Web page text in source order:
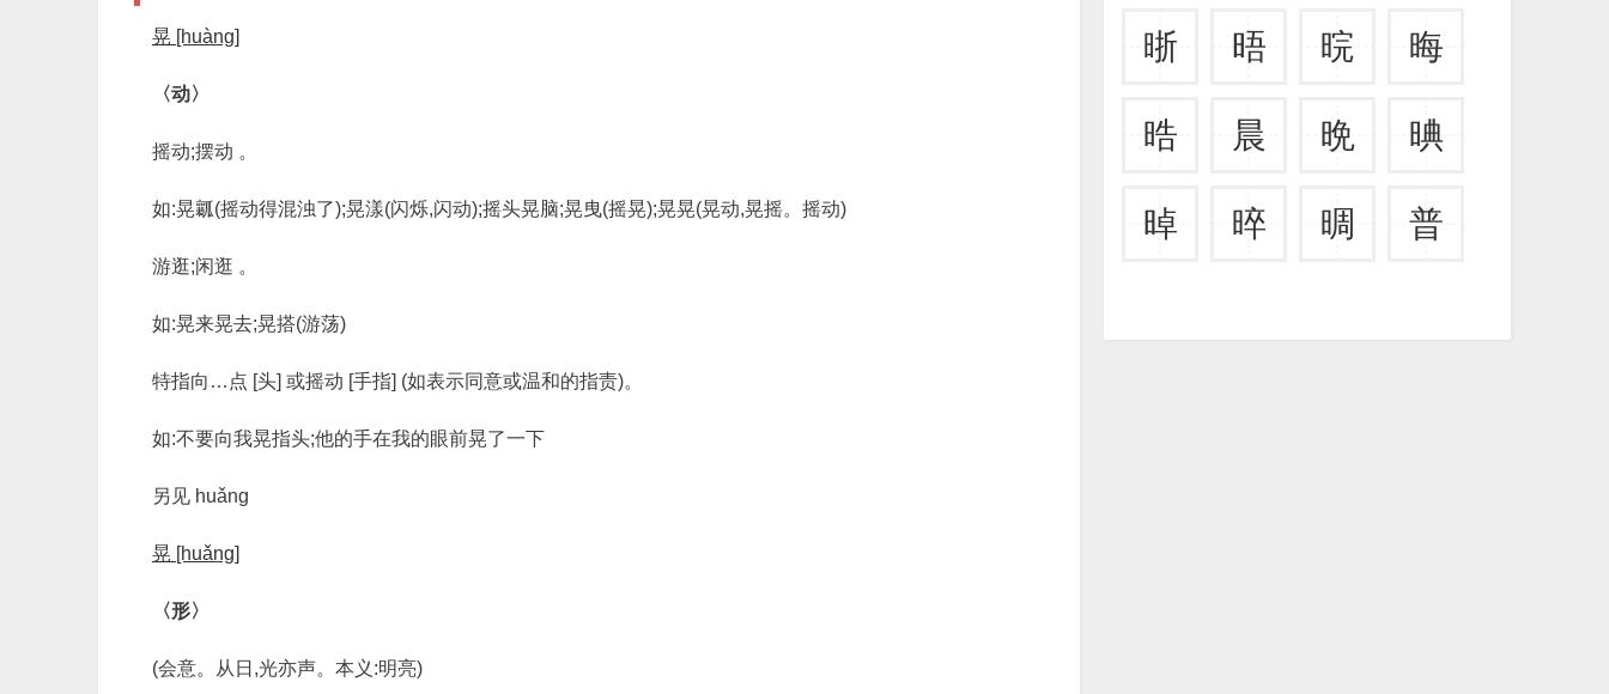
晃 [huàng]
〈动〉
摇动;摆动 。
如:晃瓤(摇动得混浊了);晃漾(闪烁,闪动);摇头晃脑;晃曳(摇晃);晃晃(晃动,晃摇。摇动)
游逛;闲逛 。
如:晃来晃去;晃搭(游荡)
特指向…点 [头] 或摇动 [手指] (如表示同意或温和的指责)。
如:不要向我晃指头;他的手在我的眼前晃了一下
另见 huǎng
晃 [huǎng]
〈形〉
(会意。从日,光亦声。本义:明亮)
晣 晤 晥 晦
晧 晨 晩 晪
晫 晬 晭 普